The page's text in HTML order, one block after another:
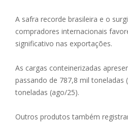
A safra recorde brasileira e o
compradores internacionais
significativo nas exportações.
As cargas conteinerizadas
passando de 787,8 mil toneladas
toneladas (ago/25).
Outros produtos também